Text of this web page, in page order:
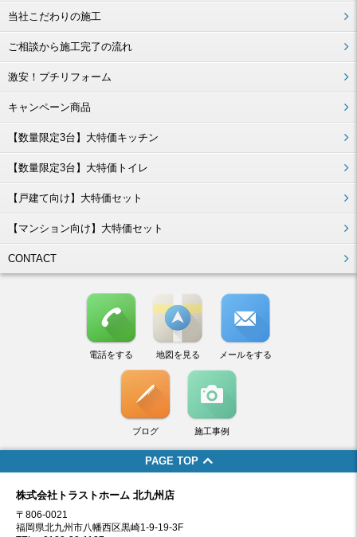
当社こだわりの施工
ご相談から施工完了の流れ
激安！プチリフォーム
キャンペーン商品
【数量限定3台】大特価キッチン
【数量限定3台】大特価トイレ
【戸建て向け】大特価セット
【マンション向け】大特価セット
CONTACT
電話をする 地図を見る メールをする
ブログ 施工事例
PAGE TOP
株式会社トラストホーム 北九州店
〒806-0021
福岡県北九州市八幡西区黒崎1-9-19-3F